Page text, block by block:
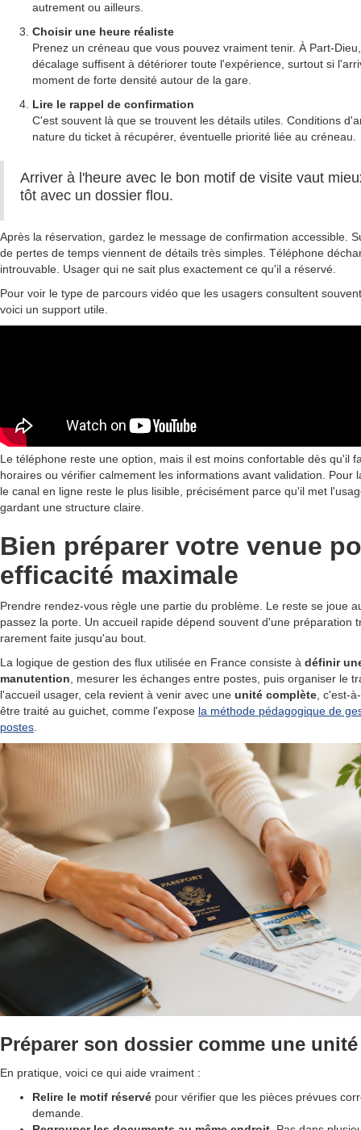
autrement ou ailleurs.
Choisir une heure réaliste
Prenez un créneau que vous pouvez vraiment tenir. À Part-
décalage suffisent à détériorer toute l'expérience, surtout si
moment de forte densité autour de la gare.
Lire le rappel de confirmation
C'est souvent là que se trouvent les détails utiles. Conditions
nature du ticket à récupérer, éventuelle priorité liée au créneau.
Arriver à l'heure avec le bon motif de visite vaut
tôt avec un dossier flou.
Après la réservation, gardez le message de confirmation accessible.
de pertes de temps viennent de détails très simples. Téléphone
introuvable. Usager qui ne sait plus exactement ce qu'il a réservé.
Pour voir le type de parcours vidéo que les usagers consultent
voici un support utile.
Le téléphone reste une option, mais il est moins confortable dès qu'il
horaires ou vérifier calmement les informations avant validation. Pour
le canal en ligne reste le plus lisible, précisément parce qu'il met
gardant une structure claire.
Bien préparer votre venue
efficacité maximale
Prendre rendez-vous règle une partie du problème. Le reste se joue
passez la porte. Un accueil rapide dépend souvent d'une préparation
rarement faite jusqu'au bout.
La logique de gestion des flux utilisée en France consiste à définir
manutention , mesurer les échanges entre postes, puis organiser le
l'accueil usager, cela revient à venir avec une unité complète , c'est-
être traité au guichet, comme l'expose la méthode pédagogique de
postes
Préparer son dossier comme une
En pratique, voici ce qui aide vraiment :
Relire le motif réservé pour vérifier que les pièces prévues
demande.